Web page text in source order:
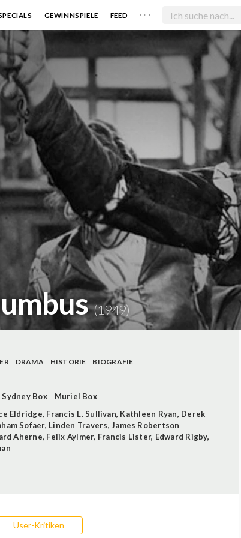
GEWINNSPIELE FEED . . .
(1949)
DRAMA HISTORIE
BIOGRAFIE
Sydney Box Muriel Box
Eldridge, Francis L. Sullivan, Kathleen Ryan, Derek
Sofaer, Linden Travers,James Robertson
Aherne, Felix Aylmer, Francis Lister, Edward Rigby,
User-Kritiken